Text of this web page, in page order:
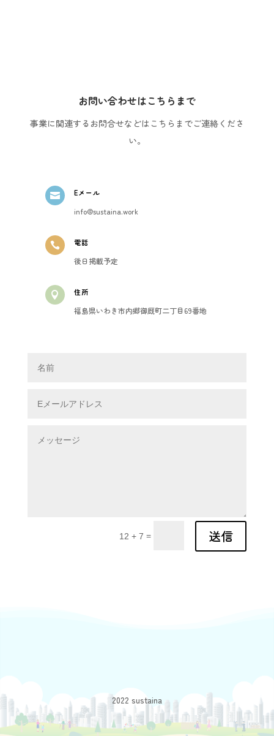
お問い合わせはこちらまで
事業に関連するお問合せなどはこちらまでご連絡くださ
い。
 Eメール
info@sustaina.work
 電話
後日掲載予定
 住所
福島県いわき市内郷御厩町二丁目69番地
12 + 7 = 送信
2022 sustaina